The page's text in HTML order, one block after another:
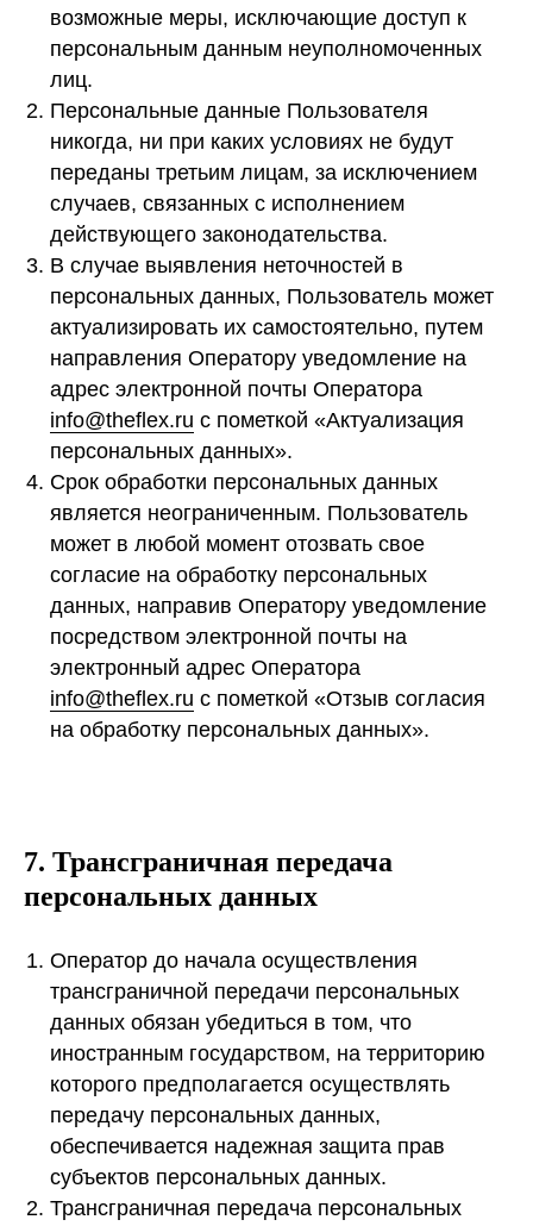
возможные меры, исключающие доступ к
персональным данным неуполномоченных
лиц.
Персональные данные Пользователя
никогда, ни при каких условиях не будут
переданы третьим лицам, за исключением
случаев, связанных с исполнением
действующего законодательства.
В случае выявления неточностей в
персональных данных, Пользователь может
актуализировать их самостоятельно, путем
направления Оператору уведомление на
адрес электронной почты Оператора
info@theflex.ru с пометкой «Актуализация
персональных данных».
Срок обработки персональных данных
является неограниченным. Пользователь
может в любой момент отозвать свое
согласие на обработку персональных
данных, направив Оператору уведомление
посредством электронной почты на
электронный адрес Оператора
info@theflex.ru с пометкой «Отзыв согласия
на обработку персональных данных».
7. Трансграничная передача
персональных данных
Оператор до начала осуществления
трансграничной передачи персональных
данных обязан убедиться в том, что
иностранным государством, на территорию
которого предполагается осуществлять
передачу персональных данных,
обеспечивается надежная защита прав
субъектов персональных данных.
Трансграничная передача персональных